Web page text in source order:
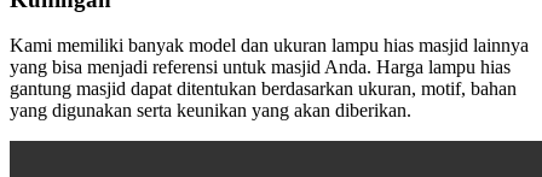
Kami memiliki banyak model dan ukuran lampu hias masjid lainnya
yang bisa menjadi referensi untuk masjid Anda. Harga lampu hias
gantung masjid dapat ditentukan berdasarkan ukuran, motif, bahan
yang digunakan serta keunikan yang akan diberikan.